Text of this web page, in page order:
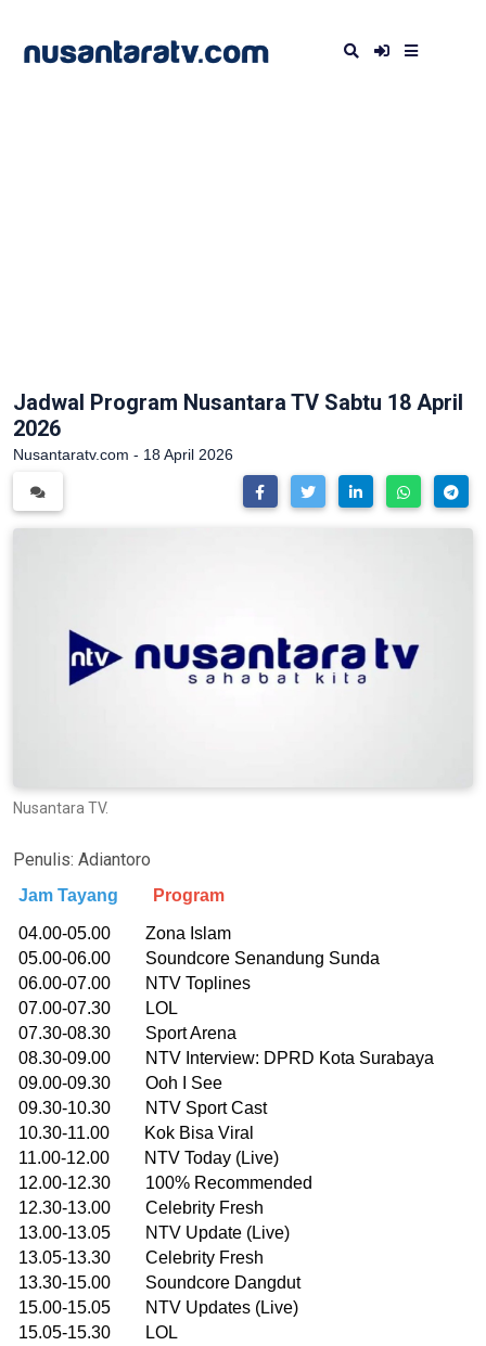
Jadwal Program Nusantara TV Sabtu 18 April
2026
Nusantaratv.com - 18 April 2026
Nusantara TV.
Penulis: Adiantoro
Jam Tayang Program
04.00-05.00 Zona Islam
05.00-06.00 Soundcore Senandung Sunda
06.00-07.00 NTV Toplines
07.00-07.30 LOL
07.30-08.30 Sport Arena
08.30-09.00 NTV Interview: DPRD Kota Surabaya
09.00-09.30 Ooh I See
09.30-10.30 NTV Sport Cast
10.30-11.00 Kok Bisa Viral
11.00-12.00 NTV Today (Live)
12.00-12.30 100% Recommended
12.30-13.00 Celebrity Fresh
13.00-13.05 NTV Update (Live)
13.05-13.30 Celebrity Fresh
13.30-15.00 Soundcore Dangdut
15.00-15.05 NTV Updates (Live)
15.05-15.30 LOL